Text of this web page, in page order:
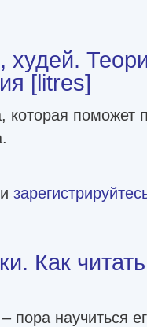
[litres]
которая поможет
Теория и практика
Как
пора научиться